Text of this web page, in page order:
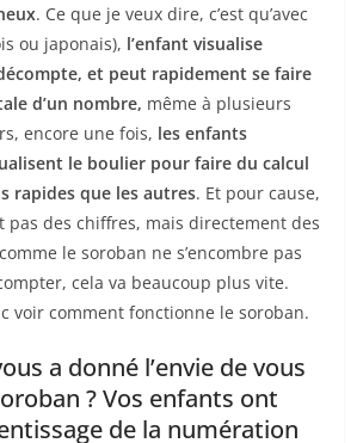
. Ce que je veux dire, c’est qu’avec
ou japonais), l’enfant visualise
et peut rapidement se faire
d’un nombre, même à plusieurs
encore une fois, les enfants
le boulier pour faire du calcul
rapides que les autres. Et pour cause,
pas des chiffres, mais directement des
le soroban ne s’encombre pas
cela va beaucoup plus vite.
voir comment fonctionne le soroban.
a donné l’envie de vous
? Vos enfants ont
de la numération